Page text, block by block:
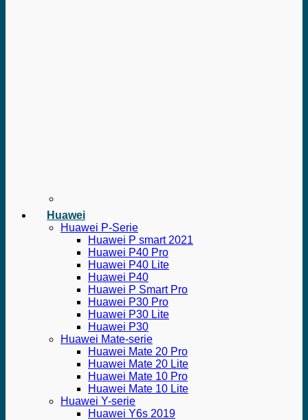
Huawei
Huawei P-Serie
Huawei P smart 2021
Huawei P40 Pro
Huawei P40 Lite
Huawei P40
Huawei P Smart Pro
Huawei P30 Pro
Huawei P30 Lite
Huawei P30
Huawei Mate-serie
Huawei Mate 20 Pro
Huawei Mate 20 Lite
Huawei Mate 10 Pro
Huawei Mate 10 Lite
Huawei Y-serie
Huawei Y6s 2019